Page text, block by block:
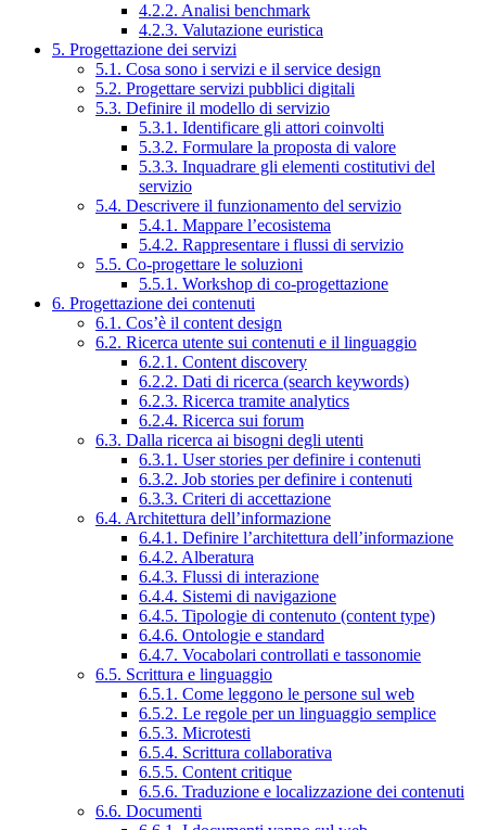
4.2.2. Analisi benchmark
4.2.3. Valutazione euristica
5. Progettazione dei servizi
5.1. Cosa sono i servizi e il service design
5.2. Progettare servizi pubblici digitali
5.3. Definire il modello di servizio
5.3.1. Identificare gli attori coinvolti
5.3.2. Formulare la proposta di valore
5.3.3. Inquadrare gli elementi costitutivi del
servizio
5.4. Descrivere il funzionamento del servizio
5.4.1. Mappare l’ecosistema
5.4.2. Rappresentare i flussi di servizio
5.5. Co-progettare le soluzioni
5.5.1. Workshop di co-progettazione
6. Progettazione dei contenuti
6.1. Cos’è il content design
6.2. Ricerca utente sui contenuti e il linguaggio
6.2.1. Content discovery
6.2.2. Dati di ricerca (search keywords)
6.2.3. Ricerca tramite analytics
6.2.4. Ricerca sui forum
6.3. Dalla ricerca ai bisogni degli utenti
6.3.1. User stories per definire i contenuti
6.3.2. Job stories per definire i contenuti
6.3.3. Criteri di accettazione
6.4. Architettura dell’informazione
6.4.1. Definire l’architettura dell’informazione
6.4.2. Alberatura
6.4.3. Flussi di interazione
6.4.4. Sistemi di navigazione
6.4.5. Tipologie di contenuto (content type)
6.4.6. Ontologie e standard
6.4.7. Vocabolari controllati e tassonomie
6.5. Scrittura e linguaggio
6.5.1. Come leggono le persone sul web
6.5.2. Le regole per un linguaggio semplice
6.5.3. Microtesti
6.5.4. Scrittura collaborativa
6.5.5. Content critique
6.5.6. Traduzione e localizzazione dei contenuti
6.6. Documenti